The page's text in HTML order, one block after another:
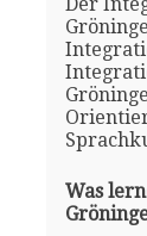
Der
Was